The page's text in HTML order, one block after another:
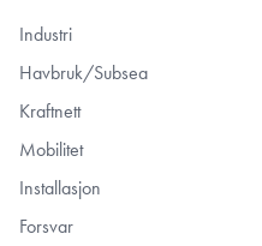
Industri
Havbruk/Subsea
Kraftnett
Mobilitet
Installasjon
Forsvar